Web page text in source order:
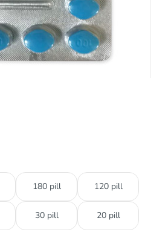
180 pill 120 pill
30 pill 20 pill